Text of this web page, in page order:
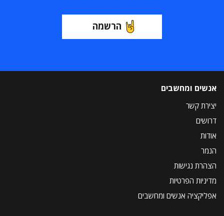
הרשמה
אנשים ומחשבים
יצירת קשר
דרושים
אודות
הנמר
הצהרת נגישות
מדיניות הפרטיות
אפליקציה אנשים ומחשבים